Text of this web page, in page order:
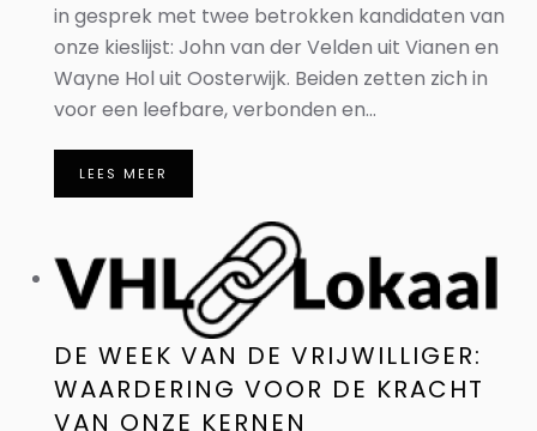
in gesprek met twee betrokken kandidaten van
onze kieslijst: John van der Velden uit Vianen en
Wayne Hol uit Oosterwijk. Beiden zetten zich in
voor een leefbare, verbonden en...
LEES MEER
DE WEEK VAN DE VRIJWILLIGER:
WAARDERING VOOR DE KRACHT
VAN ONZE KERNEN